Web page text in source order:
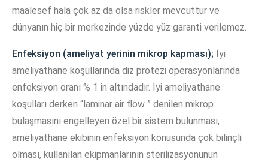
maalesef hala çok az da olsa riskler mevcuttur ve
dünyanın hiç bir merkezinde yüzde yüz garanti verilemez.
Enfeksiyon (ameliyat yerinin mikrop kapması); İyi
ameliyathane koşullarında diz protezi operasyonlarında
enfeksiyon oranı % 1 in altındadır. İyi ameliyathane
koşulları derken “laminar air flow ” denilen mikrop
bulaşmasını engelleyen özel bir sistem bulunması,
ameliyathane ekibinin enfeksiyon konusunda çok bilinçli
olması, kullanılan ekipmanlarının sterilizasyonunun